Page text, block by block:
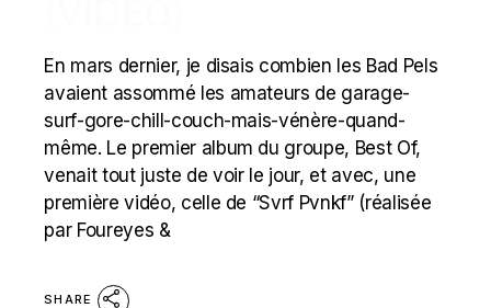
En mars dernier, je disais combien les Bad Pels
avaient assommé les amateurs de garage-
surf-gore-chill-couch-mais-vénère-quand-
même. Le premier album du groupe, Best Of,
venait tout juste de voir le jour, et avec, une
première vidéo, celle de “Svrf Pvnkf” (réalisée
par Foureyes &
SHARE